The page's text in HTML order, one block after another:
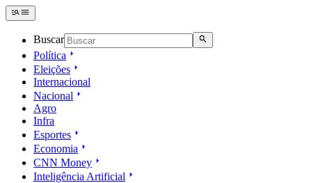
Buscar
Política
Eleições
Internacional
Nacional
Agro
Infra
Esportes
Economia
CNN Money
Inteligência Artificial